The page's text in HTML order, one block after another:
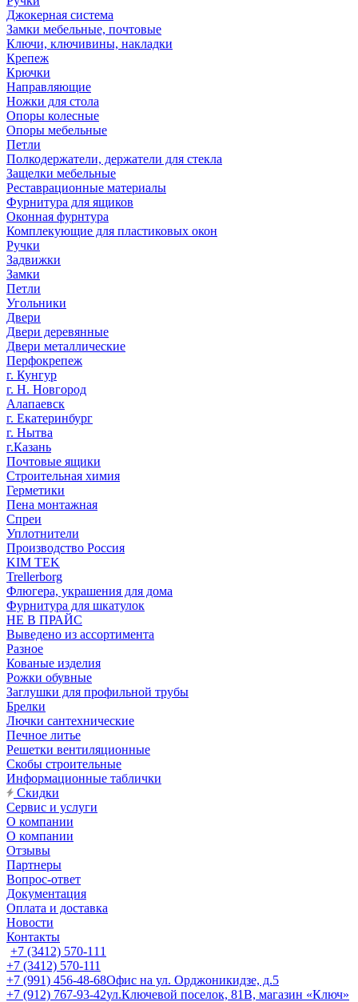
Джокерная система
Замки мебельные, почтовые
Ключи, ключивины, накладки
Крепеж
Крючки
Направляющие
Ножки для стола
Опоры колесные
Опоры мебельные
Петли
Полкодержатели, держатели для стекла
Защелки мебельные
Реставрационные материалы
Фурнитура для ящиков
Оконная фурнтура
Комплекующие для пластиковых окон
Ручки
Задвижки
Замки
Петли
Угольники
Двери
Двери деревянные
Двери металлические
Перфокрепеж
г. Кунгур
г. Н. Новгород
Алапаевск
г. Екатеринбург
г. Нытва
г.Казань
Почтовые ящики
Строительная химия
Герметики
Пена монтажная
Спреи
Уплотнители
Производство Россия
KIM TEK
Trellerborg
Флюгера, украшения для дома
Фурнитура для шкатулок
НЕ В ПРАЙС
Выведено из ассортимента
Разное
Кованые изделия
Рожки обувные
Заглушки для профильной трубы
Брелки
Лючки сантехнические
Печное литье
Решетки вентиляционные
Скобы строительные
Информационные таблички
Скидки
Сервис и услуги
О компании
О компании
Отзывы
Партнеры
Вопрос-ответ
Документация
Оплата и доставка
Новости
Контакты
+7 (3412) 570-111
+7 (3412) 570-111
+7 (991) 456-48-68Офис на ул. Орджоникидзе, д.5
+7 (912) 767-93-42ул.Ключевой поселок, 81В, магазин «Ключ»